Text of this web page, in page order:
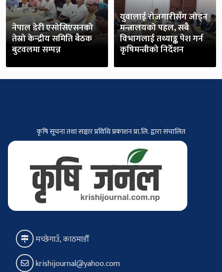
नेपाल डेरी एसोसिएसनको
तेस्रो केन्द्रीय समिति बैठक
बुटवलमा सम्पन्न
युवालाई रोजगारीसँग जोड्न
मन्त्रालयको पहल, सबै
विभागलाई तथ्याङ्क पेश गर्न
कृषिमन्त्रीको निर्देशन
कृषि सूचना तथा सञ्चार प्रविधि प्रकाशन प्रा.लि. द्वारा संचालित
मच्छेगाउँ, काठमाडौँ
krishijournal@yahoo.com